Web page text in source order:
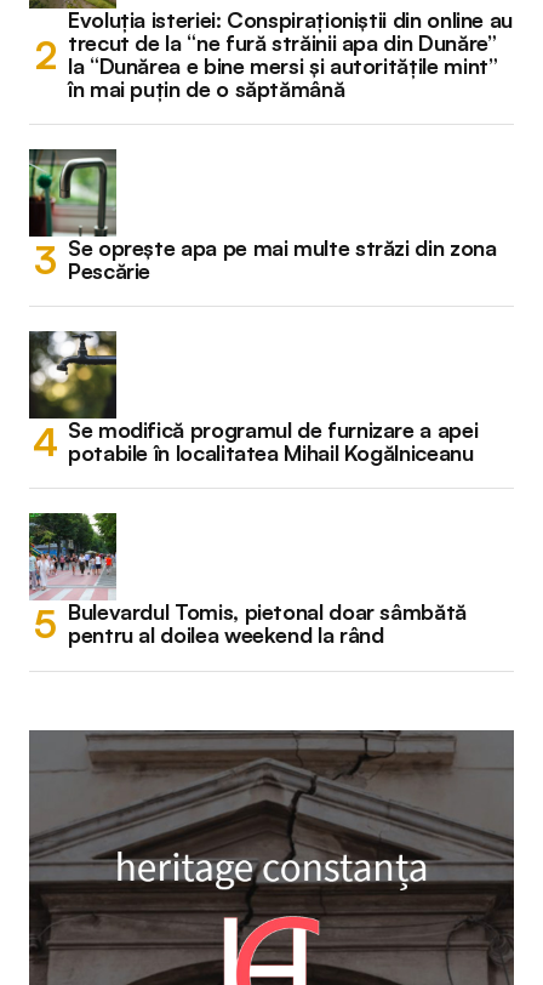
Evoluția isteriei: Conspiraționiștii din online au
trecut de la “ne fură străinii apa din Dunăre”
la “Dunărea e bine mersi și autoritățile mint”
în mai puțin de o săptămână
Se oprește apa pe mai multe străzi din zona
Pescărie
Se modifică programul de furnizare a apei
potabile în localitatea Mihail Kogălniceanu
Bulevardul Tomis, pietonal doar sâmbătă
pentru al doilea weekend la rând